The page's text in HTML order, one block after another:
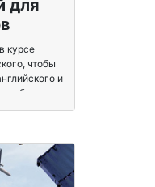
для
курсе
чтобы
и